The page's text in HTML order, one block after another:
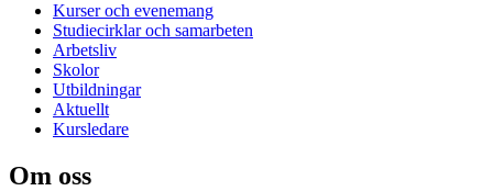
Kurser och evenemang
Studiecirklar och samarbeten
Arbetsliv
Skolor
Utbildningar
Aktuellt
Kursledare
Om oss